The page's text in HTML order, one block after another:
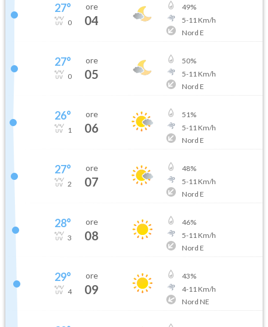
27°
0
ore
04
49%
5-11 Km/h
Nord E
27°
0
ore
05
50%
5-11 Km/h
Nord E
26°
1
ore
06
51%
5-11 Km/h
Nord E
27°
2
ore
07
48%
5-11 Km/h
Nord E
28°
3
ore
08
46%
5-11 Km/h
Nord E
29°
4
ore
09
43%
4-11 Km/h
Nord NE